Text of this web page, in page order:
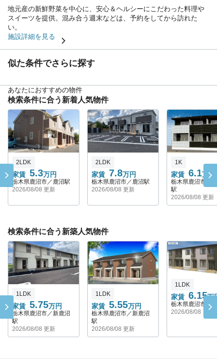
地元産の新鮮野菜を中心に、安心＆ヘルシーにこだわった料理や
スイーツを提供。混み合う週末などは、予約をしてから訪れた
い。
施設詳細を見る
似た条件でさらに探す
あなたにおすすめの物件
検索条件に合う新着人気物件
2LDK
家賃 5.3万円
栃木県鹿沼市／鹿沼駅
2026/08/08 更新
2LDK
家賃 7.8万円
栃木県鹿沼市／鹿沼駅
2026/08/08 更新
1K
家賃 6.1万円
栃木県鹿沼市／
駅
2026/08/08 更新
検索条件に合う新築人気物件
1LDK
家賃 5.75万円
栃木県鹿沼市／新鹿沼
駅
2026/08/08 更新
1LDK
家賃 5.55万円
栃木県鹿沼市／新鹿沼
駅
2026/08/08 更新
1LDK
家賃 6.15万
栃木県鹿沼市／
2026/08/08 更新